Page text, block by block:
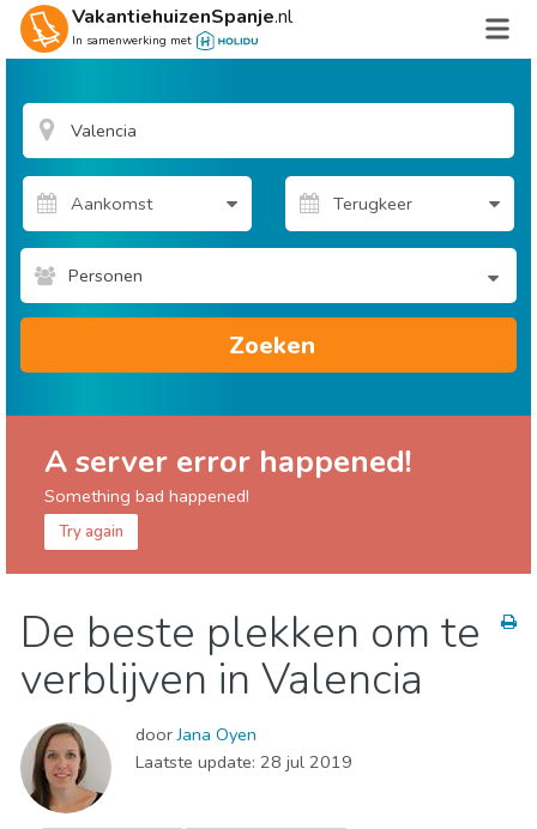
VakantiehuizenSpanje.nl
In samenwerking met
Personen
Zoeken
A server error happened!
Something bad happened!
Try again
Eten & Restaurants
Kind & Familie
Museum & Kunst
Natuur & buitenactiviteiten
Sport & avontuur
Waar verblijven
De beste plekken om te
verblijven in Valencia
doorJana Oyen
Laatste update: 28 jul 2019